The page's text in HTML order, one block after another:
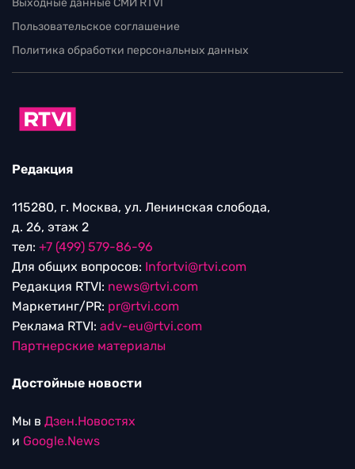
Пользовательское соглашение
Политика обработки персональных данных
Редакция
115280, г. Москва, ул. Ленинская слобода,
д. 26, этаж 2
тел: +7 (499) 579-86-96
Для общих вопросов: Infortvi@rtvi.com
Редакция RTVI: news@rtvi.com
Маркетинг/PR: pr@rtvi.com
Реклама RTVI: adv-eu@rtvi.com
Партнерские материалы
Достойные новости
Мы в Дзен.Новостях
и Google.News